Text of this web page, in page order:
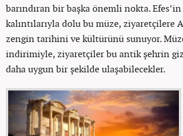
barındıran bir başka önemli nokta.
kalıntılarıyla dolu bu müze, ziyaretçilere
zengin tarihini ve kültürünü sunuyor.
indirimiyle, ziyaretçiler bu antik şehrin
daha uygun bir şekilde ulaşabilecekler.